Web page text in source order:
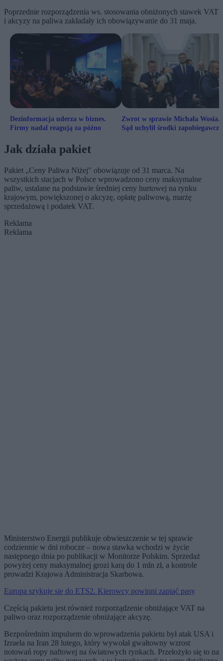
Poprzednie rozporządzenia ws. stosowania obniżonych stawek VAT
i akcyzy na paliwa zakładały ich obowiązywanie do 31 maja.
Dezinformacja uderza w biznes.
Firmy nadal reagują za późno
Zwrot w sprawie Michała Wosia.
Sąd uchylił środki
Jak działa pakiet
Pakiet „Ceny Paliwa Niżej" obowiązuje od 31 marca. Na
wszystkich stacjach w Polsce wprowadzono ceny maksymalne
paliw, ustalane na podstawie średniej ceny hurtowej na rynku
krajowym, powiększonej o akcyzę, opłatę paliwową, marżę
sprzedażową i podatek VAT.
Reklama
Reklama
Ministerstwo Energii publikuje obwieszczenie w tej sprawie
codziennie w dni robocze – nowa stawka wchodzi w życie
następnego dnia po publikacji w Monitorze Polskim. Sprzedaż
powyżej ceny maksymalnej grozi karą do 1 mln zł, a kontrole
prowadzi Krajowa Administracja Skarbowa.
Europa szykuje się do ETS2. Kierowcy powinni zapiąć pasy
Częścią pakietu jest również rozporządzenie obniżające VAT na
paliwo oraz rozporządzenie obniżające akcyzę.
Bezpośrednim impulsem do wprowadzenia pakietu był atak USA i
Izraela na Iran 28 lutego, który wywołał gwałtowny wzrost
notowań ropy naftowej na światowych rynkach. Przełożyło się to na